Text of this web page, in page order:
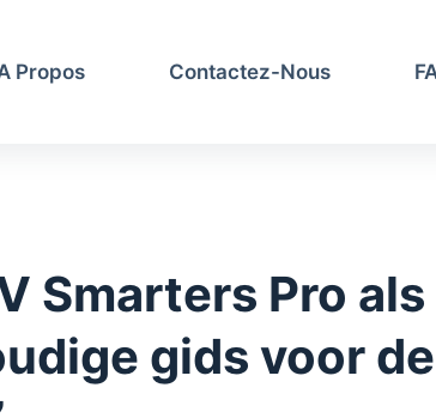
Propos Contactez-Nous
Smarters Pro als
gids voor de